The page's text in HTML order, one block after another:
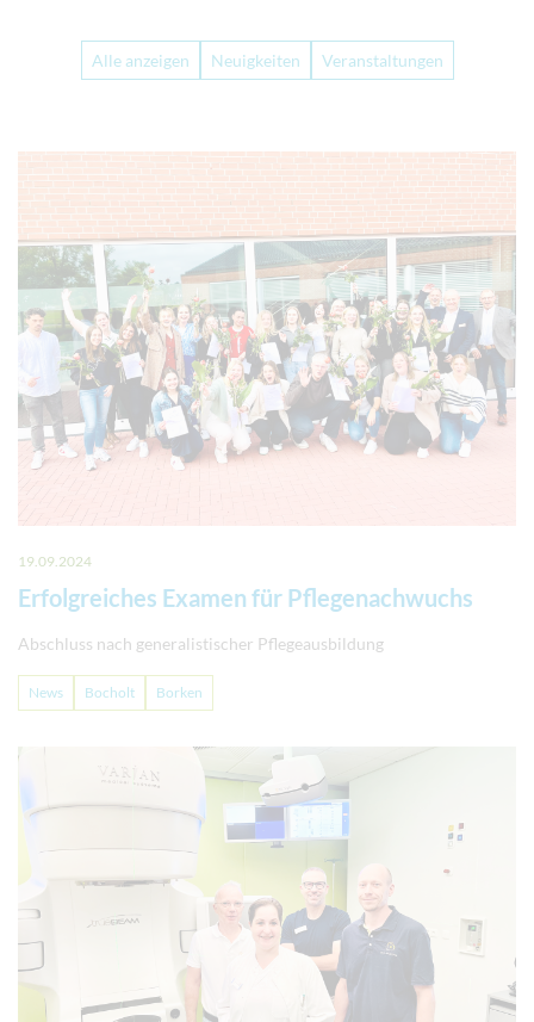
Alle anzeigen Neuigkeiten Veranstaltungen
19.09.2024
Erfolgreiches Examen für Pflegenachwuchs
Abschluss nach generalistischer Pflegeausbildung
News Bocholt Borken